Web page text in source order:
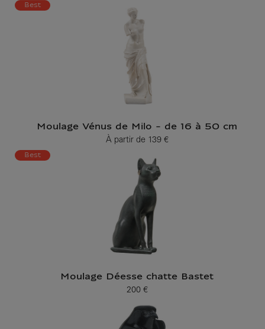
Best
Moulage Vénus de Milo - de 16 à 50 cm
À partir dePrix ​​actuel
139 €
Best
Moulage Déesse chatte Bastet
Prix ​​actuel
200 €